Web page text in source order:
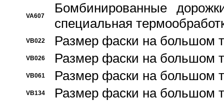
VA607
Бомбинированные
специальная
VB022 Размер фаски на большом
VB026 Размер фаски на большом
VB061 Размер фаски на большом
VB134 Размер фаски на большом